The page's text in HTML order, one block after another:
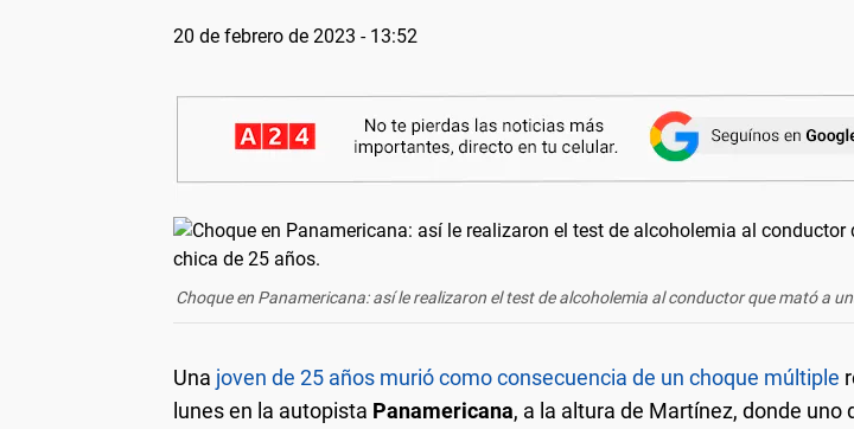
20 de febrero de 2023 - 13:52
Choque en Panamericana: así le realizaron el test de alcoholemia al conductor que mató a
Una joven de 25 años murió como consecuencia de un choque múltiple
lunes en la autopista Panamericana, a la altura de Martínez, donde uno